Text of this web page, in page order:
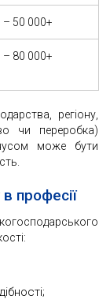
– 50 000+
– 80 000+
регіону,
чи переробка)
може бути
в професії